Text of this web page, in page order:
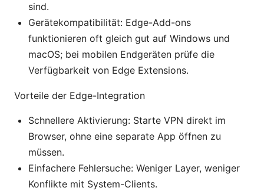
sind.
Gerätekompatibilität: Edge-Add-ons
funktionieren oft gleich gut auf Windows und
macOS; bei mobilen Endgeräten prüfe die
Verfügbarkeit von Edge Extensions.
Vorteile der Edge-Integration
Schnellere Aktivierung: Starte VPN direkt im
Browser, ohne eine separate App öffnen zu
müssen.
Einfachere Fehlersuche: Weniger Layer, weniger
Konflikte mit System-Clients.